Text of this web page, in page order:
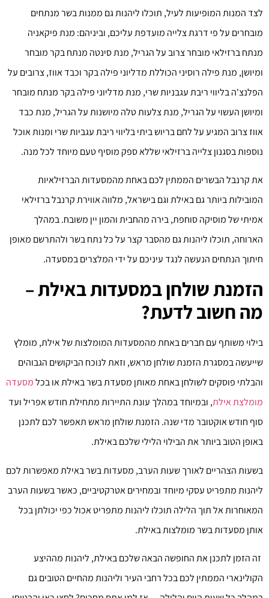
לצד המנות המופיעות לעיל, תוכלו ליהנות גם ממנות בשר מנתחים
מובחרים על פי דרגת צלייה מועדפת עליכם, וביניהם: מנת פיקאניה
מנתח ברזילאי מובחר צרוב על הגריל, מנת סינטה מנתח בקר מובחר
ומיושן, מנת פילה רוסיני הכוללת מדליוני פילה בקר וכבד אווז, צרובים על
הפלנצ'ה בליווי ריבת עגבניות שרי, מנת מדליוני פילה בקר מנתח מובחר
ומיושן העשוי על הגריל, מנת צלעות טלה מיושנות על הגריל, מנת כבד
אווז צרוב המגיע על לחם בריוש ביתי בליווי ריבת עגביות שרי ומנות אוכל
נוספות בסגנון צלייה ברזילאי שללא ספק מוסיף טעם מיוחד לכל מנה.
את קרנבל הבשרים הממתין לכם באחת מהמסעדות הברזילאיות
המובילות ביותר גם באילת וגם בישראל, מלווה אווירת קרנבל ברזילאי
אמיתי של מוסיקה סוחפת, בירה מהחבית והמון יין משובח. במהלך
הארוחה, תוכלו ליהנות גם מהסבר קצר על כל נתח בשר ולהתרשם מאופן
חיתוך הנתחים הנעשה לנגד עיניכם על ידי המלצרים במסעדה.
הזמנת שולחן במסעדות באילת –
מה חשוב לדעת?
בילוי משותף עם חברים באחת מהמסעדות המומלצות של אילת, מומלץ
שייעשה במסגרת הזמנת שולחן מראש, וזאת לנוכח הביקושים הגבוהים
והבלתי פוסקים לשולחן באחת מאותן מסעדת בשר באילת או בכלמסעדה
מומלצת אילת, ובמיוחד במהלך עונת התיירות מתחילת חודש אפריל ועד
סוף חודש אוקטובר מדי שנה. הזמנת שולחן מראש תאפשר לכם לתכנן
באופן הטוב ביותר את הבילוי הלילי שלכם באילת.
בשעות הצהריים לאורך שעות הערב, מסעדות בשר באילת מאפשרות לכם
ליהנות מתפריט עסקי מיוחד ובמחירים אטרקטיביים, כאשר בשעות הערב
המאוחרות אל תוך הלילה תוכלו ליהנות מתפריט אכול כפי יכולתן בכל
אותן מסעדות בשר מומלצות באילת.
זה הזמן לתכנן את החופשה הבאה שלכם באילת, ליהנות מההיצע
הקולינארי הממתין לכם בכל רחבי העיר וליהנות מהחיים הטובים גם